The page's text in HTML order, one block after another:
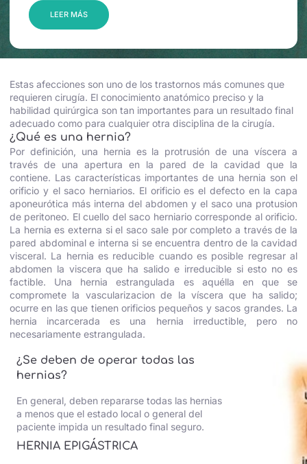
LEER MÁS
Estas afecciones son uno de los trastornos más comunes que
requieren cirugía. El conocimiento anatómico preciso y la
habilidad quirúrgica son tan importantes para un resultado final
adecuado como para cualquier otra disciplina de la cirugía.
¿Qué es una hernia?
Por definición, una hernia es la protrusión de una víscera a
través de una apertura en la pared de la cavidad que la
contiene. Las características importantes de una hernia son el
orificio y el saco herniarios. El orificio es el defecto en la capa
aponeurótica más interna del abdomen y el saco una protusion
de peritoneo. El cuello del saco herniario corresponde al orificio.
La hernia es externa si el saco sale por completo a través de la
pared abdominal e interna si se encuentra dentro de la cavidad
visceral. La hernia es reducible cuando es posible regresar al
abdomen la viscera que ha salido e irreducible si esto no es
factible. Una hernia estrangulada es aquélla en que se
compromete la vascularizacion de la víscera que ha salido;
ocurre en las que tienen orificios pequeños y sacos grandes. La
hernia incarcerada es una hernia irreductible, pero no
necesariamente estrangulada.
¿Se deben de operar todas las
hernias?
En general, deben repararse todas las hernias
a menos que el estado local o general del
paciente impida un resultado final seguro.
HERNIA EPIGÁSTRICA